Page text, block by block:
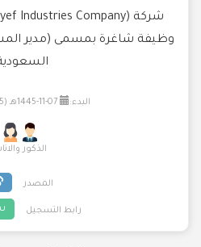
وظيفة شاغرة بمسمى (مدير
البدء: 07-11-1445هـ (15-05-2024م)
الذكور
المصدر
رابط التسجيل